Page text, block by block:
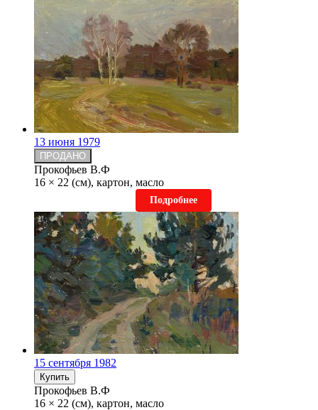
13 июня 1979
ПРОДАНО
Прокофьев В.Ф
16 × 22 (см), картон, масло
Подробнее
15 сентября 1982
Купить
Прокофьев В.Ф
16 × 22 (см), картон, масло